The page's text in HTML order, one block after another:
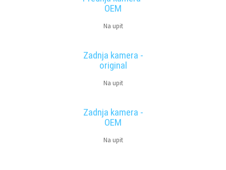
OEM
Na upit
Zadnja kamera -
original
Na upit
Zadnja kamera -
OEM
Na upit